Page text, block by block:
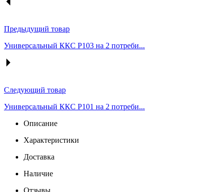
Предыдущий товар
Универсальный ККС Р103 на 2 потреби...
Следующий товар
Универсальный ККС Р101 на 2 потреби...
Описание
Характеристики
Доставка
Наличие
Отзывы